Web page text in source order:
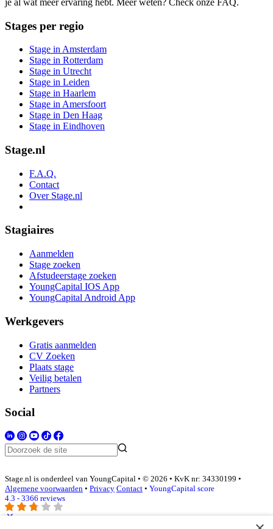
Stages per regio
Stage in Amsterdam
Stage in Rotterdam
Stage in Utrecht
Stage in Leiden
Stage in Haarlem
Stage in Amersfoort
Stage in Den Haag
Stage in Eindhoven
Stage.nl
F.A.Q.
Contact
Over Stage.nl
Stagiaires
Aanmelden
Stage zoeken
Afstudeerstage zoeken
YoungCapital IOS App
YoungCapital Android App
Werkgevers
Gratis aanmelden
CV Zoeken
Plaats stage
Veilig betalen
Partners
Social
Stage.nl is onderdeel van YoungCapital • © 2026 • KvK nr: 34330199 •
Algemene voorwaarden • Privacy Contact • YoungCapital score
4.3 - 3366 reviews